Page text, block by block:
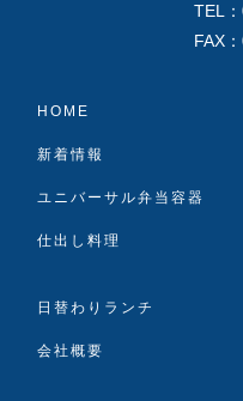
TEL
FAX
HOME
新着情報
ユニバーサル弁当容器
仕出し料理
日替わりランチ
会社概要